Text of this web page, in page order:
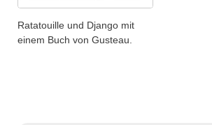
Ratatouille und Django mit
einem Buch von Gusteau.